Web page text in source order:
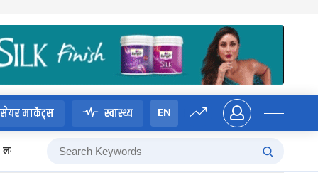
सेयर मार्केट्स स्वास्थ्य EN
लगानी बोर्ड